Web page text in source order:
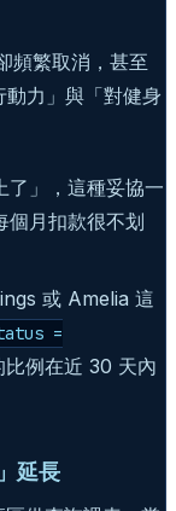
頻繁取消，甚至
力」與「對健身
了」，這種妥協一
個月扣款很不划
或 Amelia 這
=
比例在近 30 天內
延長